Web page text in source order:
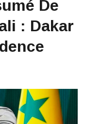
De
: Dakar